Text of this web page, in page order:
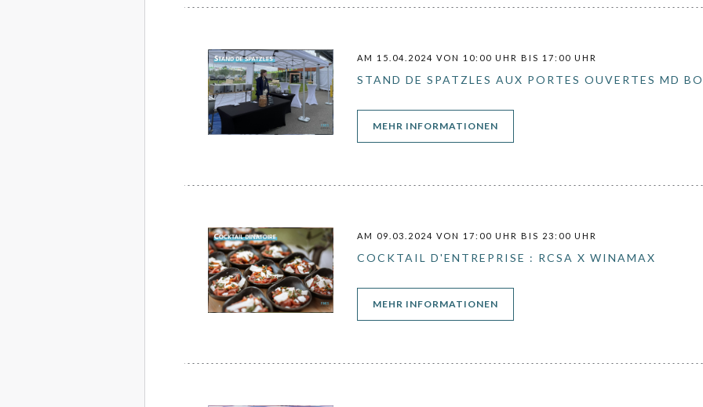
AM 15.04.2024 VON 10:00 UHR BIS 17:00 UHR
STAND DE SPATZLES AUX PORTES OUVERTES MD
MEHR INFORMATIONEN((ÖFFNET EIN NEUES FENSTER))
AM 09.03.2024 VON 17:00 UHR BIS 23:00 UHR
COCKTAIL D'ENTREPRISE : RCSA X WINAMAX
MEHR INFORMATIONEN((ÖFFNET EIN NEUES FENSTER))